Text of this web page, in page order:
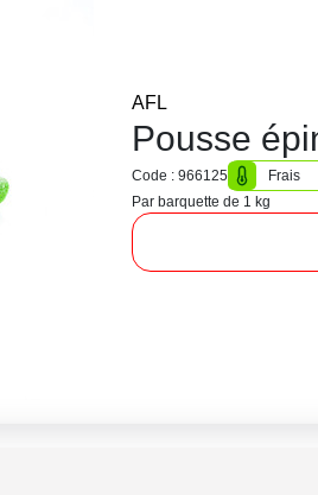
AFL
Pousse
Code : 966125
Frais
Par barquette de 1 kg